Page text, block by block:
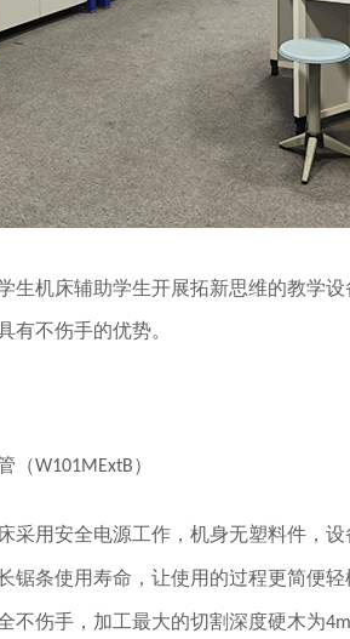
生机床辅助学生开展拓新思维的教学
有不伤手的优势。
（W101MExtB）
采用安全电源工作，机身无塑料件，
锯条使用寿命，让使用的过程更简便
不伤手，加工最大的切割深度硬木为